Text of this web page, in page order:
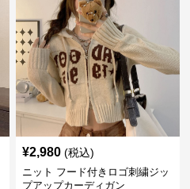
¥2,980 (税込)
ニット フード付きロゴ刺繍ジッ
プアップカーディガン